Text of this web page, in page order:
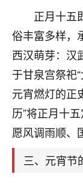
正月十五
俗丰富多样，
西汉萌芽：汉
于甘泉宫祭祀
元宵燃灯的正
历”将正月十
愿风调雨顺、
三、元宵节
卦，认
17分钟前
心若莲花
我是做餐
一家，要
家底快败
回事？
啊！